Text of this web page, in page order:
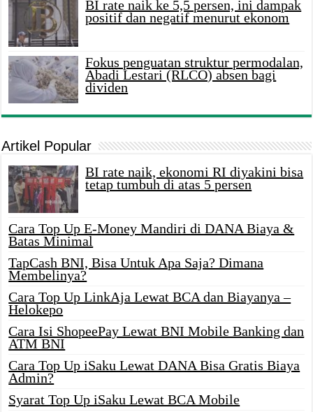
BI rate naik ke 5,5 persen, ini dampak
positif dan negatif menurut ekonom
Fokus penguatan struktur permodalan,
Abadi Lestari (RLCO) absen bagi
dividen
Artikel Popular
BI rate naik, ekonomi RI diyakini bisa
tetap tumbuh di atas 5 persen
Cara Top Up E-Money Mandiri di DANA Biaya &
Batas Minimal
TapCash BNI, Bisa Untuk Apa Saja? Dimana
Membelinya?
Cara Top Up LinkAja Lewat BCA dan Biayanya –
Helokepo
Cara Isi ShopeePay Lewat BNI Mobile Banking dan
ATM BNI
Cara Top Up iSaku Lewat DANA Bisa Gratis Biaya
Admin?
Syarat Top Up iSaku Lewat BCA Mobile